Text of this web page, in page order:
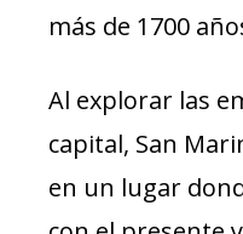
más de 1700
Al explorar las
capital, San
en un lugar